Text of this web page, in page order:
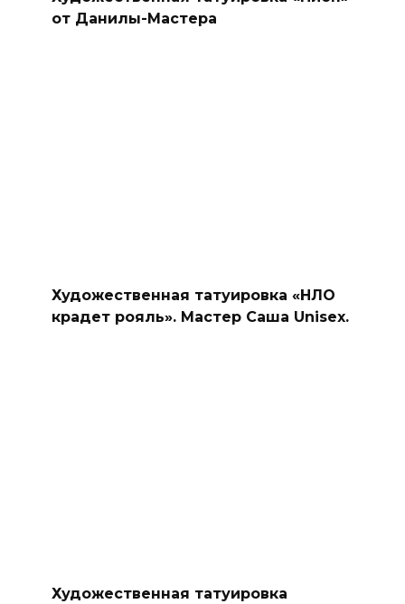
от Данилы-Мастера
Художественная татуировка «НЛО
крадет рояль». Мастер Саша Unisex.
Художественная татуировка